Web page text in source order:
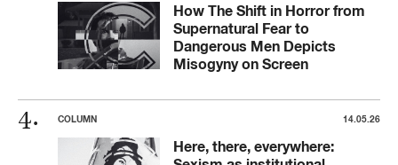
How The Shift in Horror from
Supernatural Fear to
Dangerous Men Depicts
Misogyny on Screen
COLUMN 14.05.26
Here, there, everywhere: